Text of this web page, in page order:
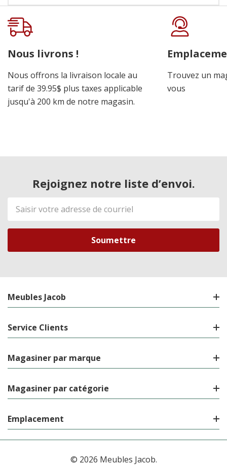
Onglet
personnalisé
Nous livrons !
Nous offrons la livraison locale au
tarif de 39.95$ plus taxes applicable
jusqu'à 200 km de notre magasin.
Trouvez un
vous
Rejoignez notre liste d’envoi.
Adresse
de
courriel
Meubles Jacob
Service Clients
Magasiner par marque
Magasiner par catégorie
Emplacement
© 2026 Meubles Jacob.